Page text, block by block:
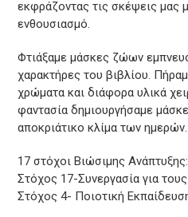
εκφράζοντας τις σκέψεις μας
ενθουσιασμό.
Φτιάξαμε μάσκες ζώων
χαρακτήρες του βιβλίου.
χρώματα και διάφορα υλικά
φαντασία δημιουργήσαμε
αποκριάτικο κλίμα των ημερών.
17 στόχοι Βιώσιμης Ανάπτυξης:
Στόχος 17-Συνεργασία για
Στόχος 4- Ποιοτική